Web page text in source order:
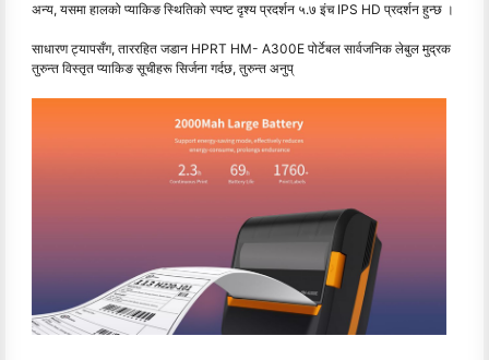
अन्य, यसमा हालको प्याकिङ स्थितिको स्पष्ट दृश्य प्रदर्शन ५.७ इंच IPS HD प्रदर्शन हुन्छ ।
साधारण ट्यापसँग, ताररहित जडान HPRT HM- A300E पोर्टेबल सार्वजनिक लेबुल मुद्रक
तुरुन्त विस्तृत प्याकिङ सूचीहरू सिर्जना गर्दछ, तुरुन्त अनुप्